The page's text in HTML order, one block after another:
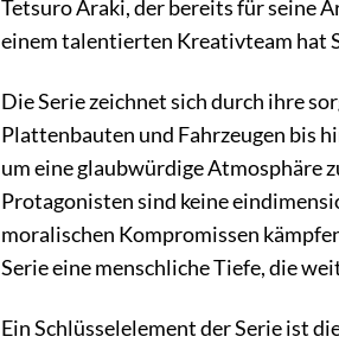
Tetsuro Araki, der bereits für seine
einem talentierten Kreativteam hat
Die Serie zeichnet sich durch ihre
Plattenbauten und Fahrzeugen bis
um eine glaubwürdige Atmosphäre
Protagonisten sind keine
moralischen Kompromissen
Serie eine menschliche Tiefe, die
Ein Schlüsselelement der Serie ist